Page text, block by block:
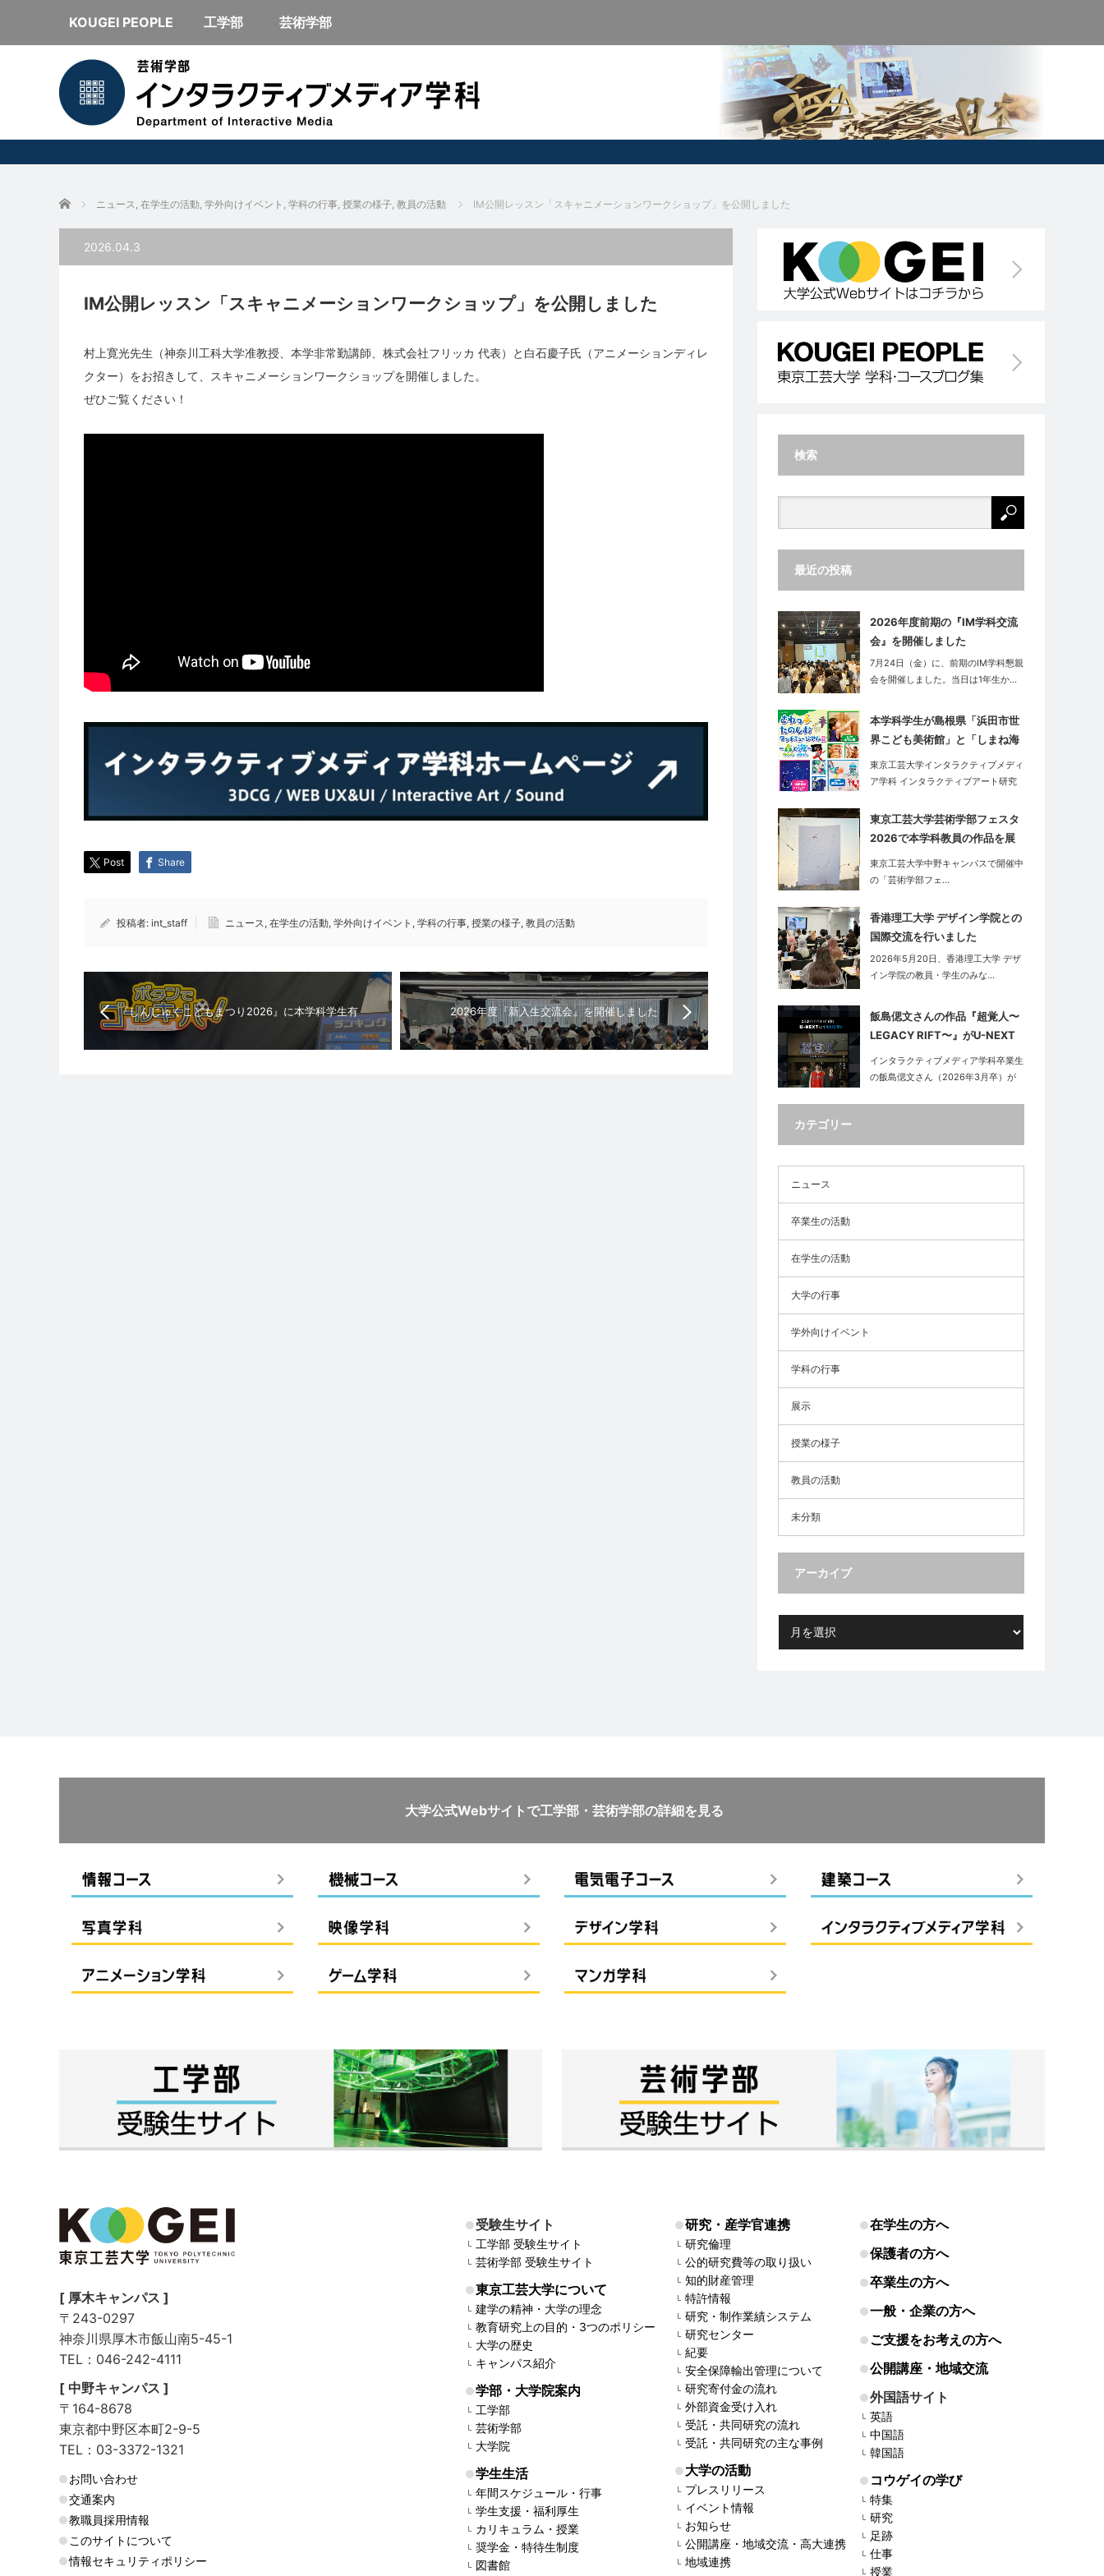
KOUGEI PEOPLE 工学部 芸術学部
ホーム ニュース, 在学生の活動, 学外向けイベント , 学科の行事, 授業の様子, 教員の活動 IM公開レッスン「スキャニメーションワークショップ」を公開しました
2026.04.3
IM公開レッスン「スキャニメーションワークショップ」を公開しました
村上寛光先生（神奈川工科大学准教授、本学非常勤講師、株式会社フリッカ 代表）と白石慶子氏（アニメーションディレ
クター）をお招きして、スキャニメーションワークショップを開催しました。
ぜひご覧ください！
Post Share
投稿者: int_staff ニュース, 在学生の活動, 学外向けイベント , 学科の行事, 授業の様子, 教員の活動
『しんじゅくこどもまつり2026』に本学科学生有
志が参加しました
2026年度『新入生交流会』を開催しました
検索
最近の投稿
2026年度前期の『IM学科交流
会』を開催しました
7月24日（金）に、前期のIM学科懇親
会を開催しました。当日は1年生か…
本学科学生が島根県「浜田市世
界こども美術館」と「しまね海
洋館アクアス」にてコラボイベ
ントを実施
東京工芸大学インタラクティブメディ
ア学科 インタラクティブアート研究
東京工芸大学芸術学部フェスタ
2026で本学科教員の作品を展
示
東京工芸大学中野キャンパスで開催中
の「芸術学部フェ…
香港理工大学 デザイン学院との
国際交流を行いました
2026年5月20日、香港理工大学 デザ
イン学院の教員・学生のみな…
飯島偲文さんの作品『超覚人〜
LEGACY RIFT〜』がU-NEXT
にて配信開始！
インタラクティブメディア学科卒業生
の飯島偲文さん（2026年3月卒）が
カテゴリー
ニュース
卒業生の活動
在学生の活動
大学の行事
学外向けイベント
学科の行事
展示
授業の様子
教員の活動
未分類
アーカイブ
大学公式Webサイトで工学部・芸術学部の詳細を見る
[ 厚木キャンパス ]
〒243-0297
神奈川県厚木市飯山南5-45-1
TEL：046-242-4111
[ 中野キャンパス ]
〒164-8678
東京都中野区本町2-9-5
TEL：03-3372-1321
お問い合わせ
交通案内
教職員採用情報
このサイトについて
情報セキュリティポリシー
受験生サイト
工学部 受験生サイト
芸術学部 受験生サイト
東京工芸大学について
建学の精神・大学の理念
教育研究上の目的・3つのポリシー
大学の歴史
キャンパス紹介
学部・大学院案内
工学部
芸術学部
大学院
学生生活
年間スケジュール・行事
学生支援・福利厚生
カリキュラム・授業
奨学金・特待生制度
図書館
研究・産学官連携
研究倫理
公的研究費等の取り扱い
知的財産管理
特許情報
研究・制作業績システム
研究センター
紀要
安全保障輸出管理について
研究寄付金の流れ
外部資金受け入れ
受託・共同研究の流れ
受託・共同研究の主な事例
大学の活動
プレスリリース
イベント情報
お知らせ
公開講座・地域交流・高大連携
地域連携
在学生の方へ
保護者の方へ
卒業生の方へ
一般・企業の方へ
ご支援をお考えの方へ
公開講座・地域交流
外国語サイト
英語
中国語
韓国語
コウゲイの学び
特集
研究
足跡
仕事
授業